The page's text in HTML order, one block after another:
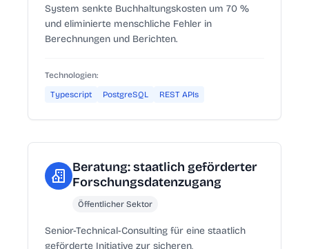
System senkte Buchhaltungskosten um 70 %
und eliminierte menschliche Fehler in
Berechnungen und Berichten.
Technologien:
Typescript
PostgreSQL REST APIs
Beratung: staatlich geförderter
Forschungsdatenzugang
Öffentlicher Sektor
Senior-Technical-Consulting für eine staatlich
geförderte Initiative zur sicheren,